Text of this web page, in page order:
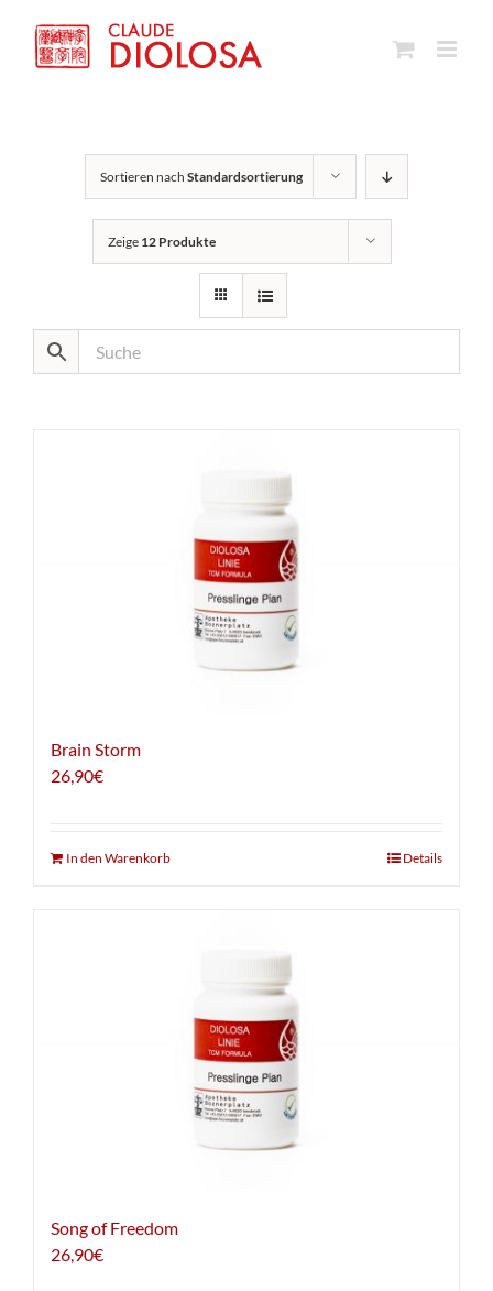
Inhalt
springen
Sortieren nach Standardsortierung
Zeige 12 Produkte
Brain Storm
26,90€
In den Warenkorb Details
Song of Freedom
26,90€